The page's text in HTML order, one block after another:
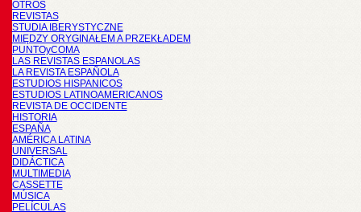
OTROS
REVISTAS
STUDIA IBERYSTYCZNE
MIĘDZY ORYGINAŁEM A PRZEKŁADEM
PUNTOyCOMA
LAS REVISTAS ESPANOLAS
LA REVISTA ESPAÑOLA
ESTUDIOS HISPANICOS
ESTUDIOS LATINOAMERICANOS
REVISTA DE OCCIDENTE
HISTORIA
ESPAÑA
AMÉRICA LATINA
UNIVERSAL
DIDÁCTICA
MULTIMEDIA
CASSETTE
MÚSICA
PELÍCULAS